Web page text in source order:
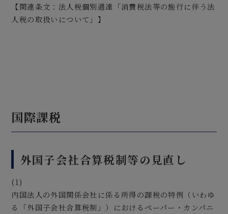
【関連条文：法人税個別通達「消費税法等の施行に伴う法
人税の取扱いについて」】
国際課税
外国子会社合算税制等の見直し
(1)
内国法人の外国関係会社に係る所得の課税の特例（いわゆ
る「外国子会社合算税制」）におけるペーパー・カンパニ